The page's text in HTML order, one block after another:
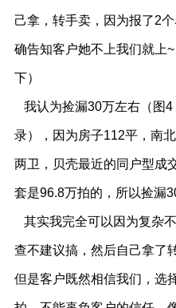
己拿，转手卖，因为报了2
确告知客户她不上我们就上
下）
我认为捡漏30万左右（图
录），因为房子112平，南
两卫，贝壳最近的同户型成
套是96.8万拍的，所以捡漏
其实我完全可以因为复杂
查不建议搞，然后自己拿了
但是客户既然相信我们，选